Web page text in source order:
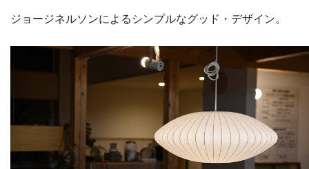
ジョージネルソンによるシンプルなグッド・デザイン。